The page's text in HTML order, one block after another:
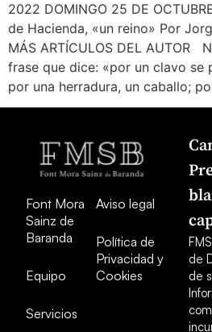
2022 DOMINGO 25 DE
de Hacienda, «un reino» Por
MÁS ARTÍCULOS DEL AUTOR
frase que dice: «por un clavo se
por una herradura, un caballo;
Font Mora
Sainz de
Baranda
Equipo
Servicios
Aviso legal
Política de
Privacidad y
Cookies
de
de